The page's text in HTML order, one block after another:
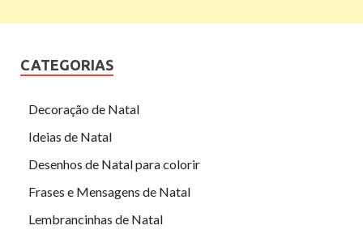
CATEGORIAS
Decoração de Natal
Ideias de Natal
Desenhos de Natal para colorir
Frases e Mensagens de Natal
Lembrancinhas de Natal